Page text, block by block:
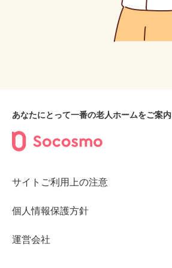
あなたにとって一番の老人ホームをご案内
サイトご利用上の注意
個人情報保護方針
運営会社